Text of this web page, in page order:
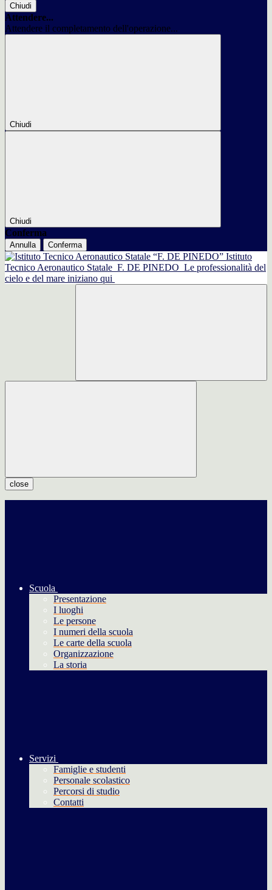
Chiudi
Attendere...
Attendere il completamento dell'operazione...
Chiudi
Chiudi
Conferma
Annulla Conferma
Istituto
Tecnico Aeronautico Statale F. DE PINEDO Le professionalità del
cielo e del mare iniziano qui
close
Scuola
Presentazione
I luoghi
Le persone
I numeri della scuola
Le carte della scuola
Organizzazione
La storia
Servizi
Famiglie e studenti
Personale scolastico
Percorsi di studio
Contatti